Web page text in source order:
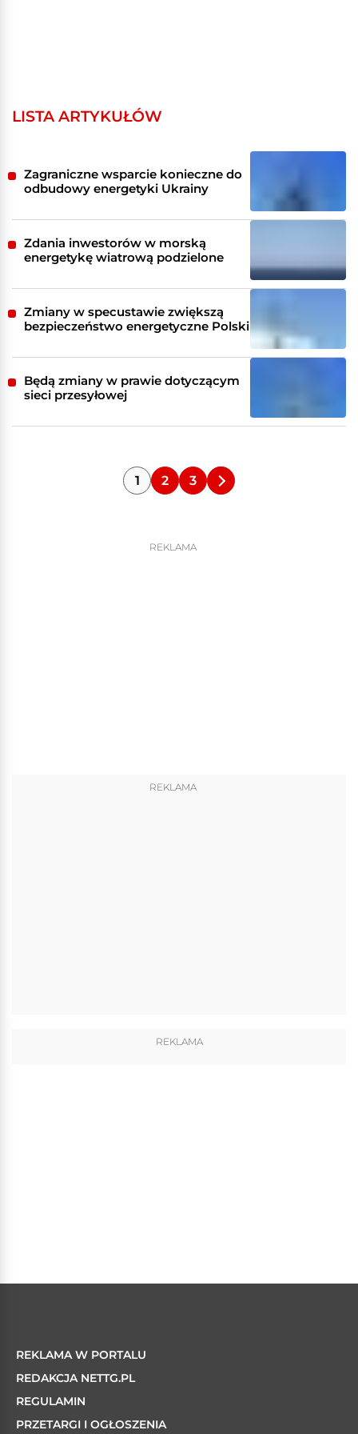
LISTA ARTYKUŁÓW
Zagraniczne wsparcie konieczne do
odbudowy energetyki Ukrainy
Zdania inwestorów w morską
energetykę wiatrową podzielone
Zmiany w specustawie zwiększą
bezpieczeństwo energetyczne Polski
Będą zmiany w prawie dotyczącym
sieci przesyłowej
1 2 3
REKLAMA
REKLAMA
REKLAMA
REKLAMA W PORTALU
REDAKCJA NETTG.PL
REGULAMIN
PRZETARGI I OGŁOSZENIA